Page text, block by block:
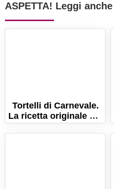
ASPETTA! Leggi
Tortelli di Carnevale.
La ricetta originale dei
tortelli lombardi.